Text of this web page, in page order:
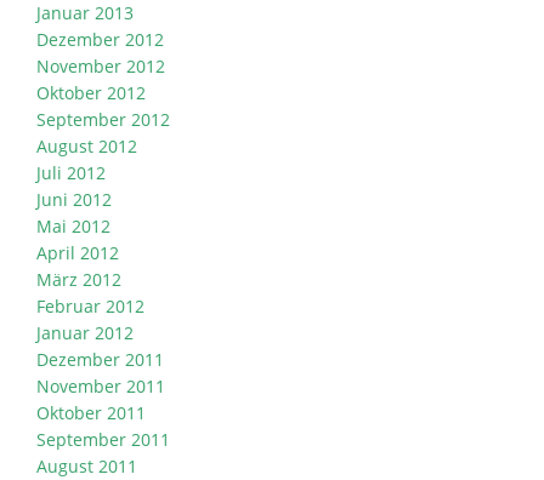
Januar 2013
Dezember 2012
November 2012
Oktober 2012
September 2012
August 2012
Juli 2012
Juni 2012
Mai 2012
April 2012
März 2012
Februar 2012
Januar 2012
Dezember 2011
November 2011
Oktober 2011
September 2011
August 2011